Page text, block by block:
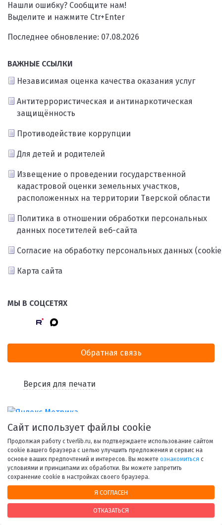
Нашли ошибку? Сообщите нам!
Выделите и нажмите Ctr+Enter
Последнее обновление: 07.08.2026
ВАЖНЫЕ ССЫЛКИ
Независимая оценка качества оказания услуг
Антитеррористическая и антинаркотическая
защищённость
Противодействие коррупции
Для детей и родителей
Извещение о проведении государственной
кадастровой оценки земельных участков,
расположенных на территории Тверской области
Политика в отношении обработки персональных
данных посетителей веб-сайта
Согласие на обработку персональных данных
Карта сайта
МЫ В СОЦСЕТЯХ
Обратная связь
Версия для печати
© 1998-2026 Тверская областная библиотека им. А. М.
Горького.
При использовании материалов сайта ссылка на
Сайт использует файлы cookie
Продолжая работу с tverlib.ru, вы подтверждаете использование сайтом
cookie вашего браузера с целью улучшить предложения и сервис на
основе ваших предпочтений и интересов. Вы можете ознакомиться с
условиями и принципами их обработки. Вы можете запретить
сохранение cookie в настройках своего браузера.
Я СОГЛАСЕН
ОТКАЗАТЬСЯ